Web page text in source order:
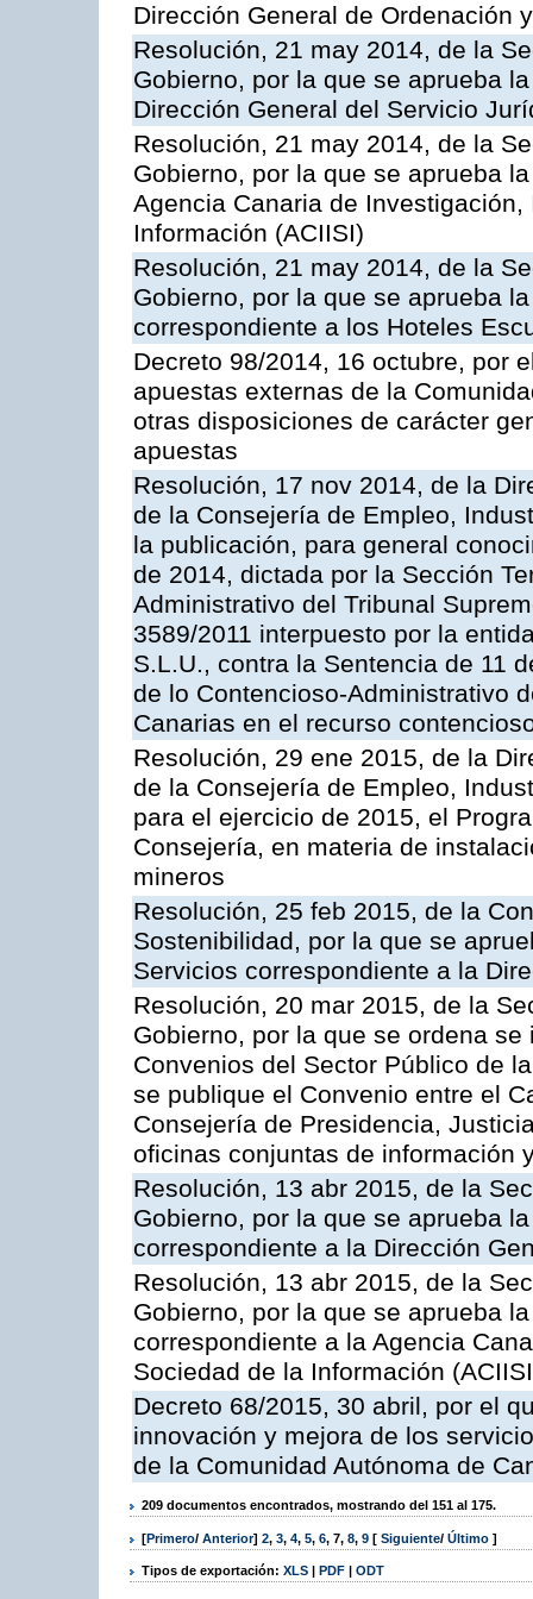
Dirección General de Ordenación
Resolución, 21 may 2014, de la
Gobierno, por la que se aprueba
Dirección General del Servicio
Resolución, 21 may 2014, de la
Gobierno, por la que se aprueba
Agencia Canaria de
Información (ACIISI)
Resolución, 21 may 2014, de la
Gobierno, por la que se aprueba
correspondiente a los Hoteles
Decreto 98/2014, 16 octubre, por
apuestas externas de la
otras disposiciones de carácter
apuestas
Resolución, 17 nov 2014, de la
de la Consejería de Empleo,
la publicación, para general
de 2014, dictada por la Sección
Administrativo del Tribunal
3589/2011 interpuesto por la
S.L.U., contra la Sentencia de 11
de lo Contencioso-Administrativo
Canarias en el recurso
Resolución, 29 ene 2015, de la
de la Consejería de Empleo,
para el ejercicio de 2015, el
Consejería, en materia de
mineros
Resolución, 25 feb 2015, de la
Sostenibilidad, por la que se
Servicios correspondiente a la
Resolución, 20 mar 2015, de la
Gobierno, por la que se ordena
Convenios del Sector Público de
se publique el Convenio entre el
Consejería de Presidencia,
oficinas conjuntas de información
Resolución, 13 abr 2015, de la
Gobierno, por la que se aprueba
correspondiente a la Dirección
Resolución, 13 abr 2015, de la
Gobierno, por la que se aprueba
correspondiente a la Agencia
Sociedad de la Información
Decreto 68/2015, 30 abril, por el
innovación y mejora de los
de la Comunidad Autónoma de
209 documentos encontrados, mostrando del 151 al 175.
[Primero/ Anterior] 2, 3, 4, 5, 6, 7, 8, 9 [ Siguiente/ Último ]
Tipos de exportación: XLS | PDF | ODT